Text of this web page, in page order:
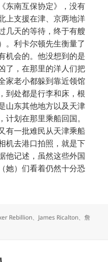
东南互保协定》，没有
上支援在津、京两地洋
几天的等待，终于有艘
。利卡尔顿先生衡量了
机会的。他没想到的是
了，在那里的洋人们把
家老小都躲到靠近领馆
到处都是行李和床，根
山东其他地方以及天津
计划在那里乘船回国。
有一批难民从天津乘船
机去港口拍照，就是下
他记述，虽然这些外国
她）们看着仍然十分恐
Rebillion、 James Ricalton、詹